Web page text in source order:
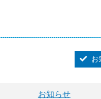
お
お知らせ